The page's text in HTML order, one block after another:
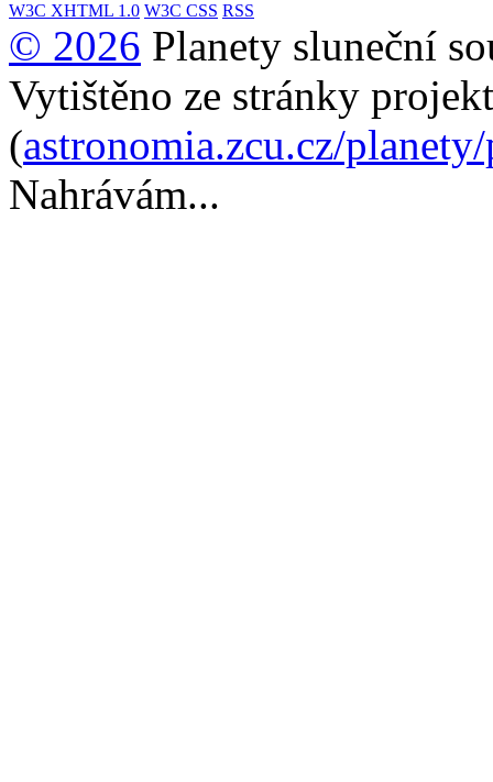
W3C XHTML 1.0 W3C CSS RSS
© 2026 Planety sluneční
Vytištěno ze stránky
(astronomia.zcu.cz/
Nahrávám...